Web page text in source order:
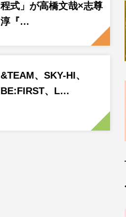
程式」が高橋文哉×志尊
淳『…
&TEAM、SKY-HI、
BE:FIRST、L…